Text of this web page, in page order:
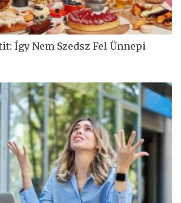
Így Nem Szedsz Fel Ünnepi